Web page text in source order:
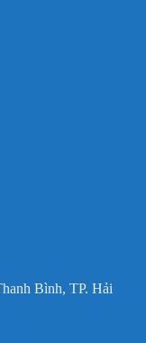
Bình, TP. Hải